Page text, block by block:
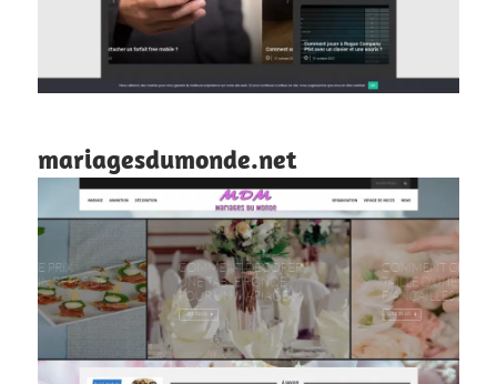
mariagesdumonde.net